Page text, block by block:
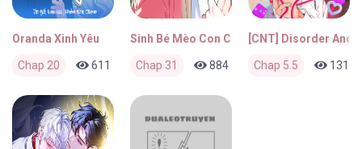
Oranda Xinh Yêu
Chap 20 611 0 17 giờ trước
Sinh Bé Mèo Con Cho Tôi Nhanh!
Chap 31 884 1 3 ngày trước
[CNT] Disorder And
Chap 5.5 131